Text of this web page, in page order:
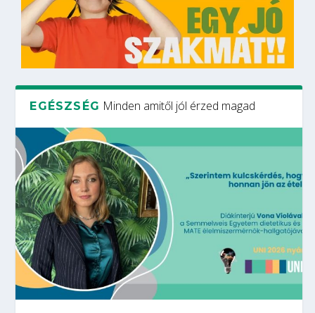
EGÉSZSÉG Minden amitől jól érzed magad